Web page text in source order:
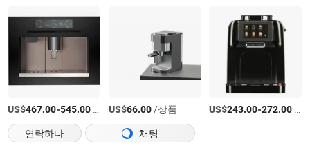
US$467.00-545.00 US$66.00/상품 US$243.00-272.00
연락하다
채팅